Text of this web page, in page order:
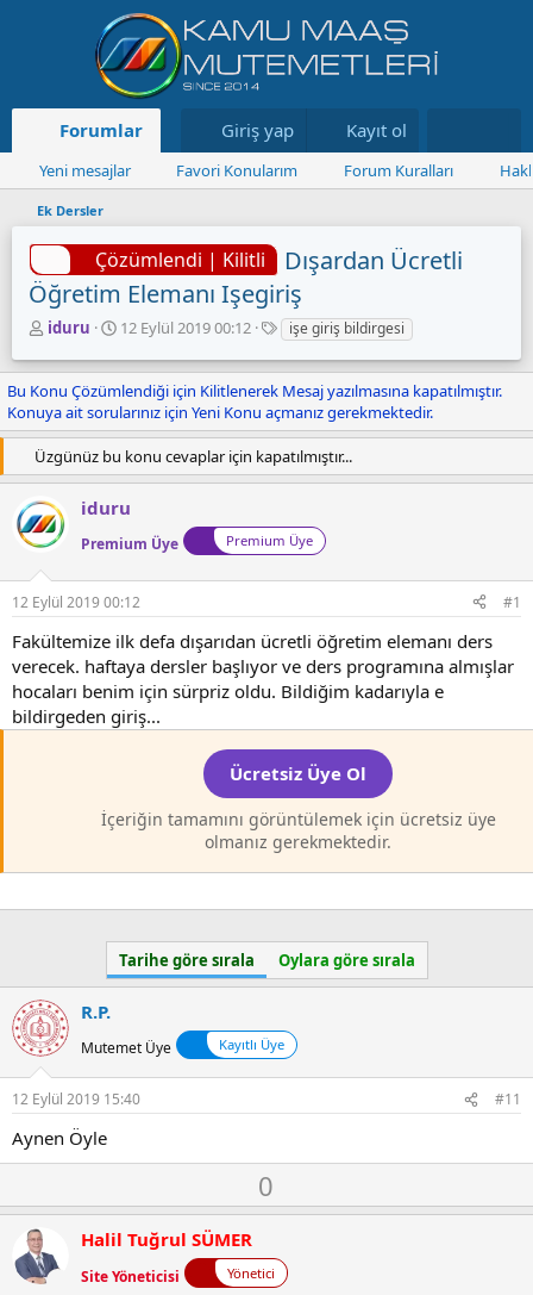
Forumlar Neler yeni Kaynaklar
Giriş yap Kayıt ol
Yeni mesajlar Favori Konularım Forum Kuralları
Ek Dersler
Çözümlendi | Kilitli
Dışardan Ücretli
Öğretim Elemanı Işegiriş
K
n
u
y
u
B
a
ş
l
a
a
n
iduru
B
ş
l
a
n
g
ı
t
a
i
h
12 Eylül 2019 00:12
E
t
i
k
e
t
l
e
işe giriş bildirgesi
Bu Konu Çözümlendiği için Kilitlenerek Mesaj yazılmasına kapatılmıştır.
Konuya ait sorularınız için Yeni Konu açmanız gerekmektedir.
Üzgünüz bu konu cevaplar için kapatılmıştır...
iduru
Premium Üye Premium Üye
12 Eylül 2019 00:12 #1
Fakültemize ilk defa dışarıdan ücretli öğretim elemanı ders
verecek. haftaya dersler başlıyor ve ders programına almışlar
hocaları benim için sürpriz oldu. Bildiğim kadarıyla e
bildirgeden giriş...
Ücretsiz Üye Ol
İçeriğin tamamını görüntülemek için ücretsiz üye
olmanız gerekmektedir.
Tarihe göre sırala Oylara göre sırala
R.P.
Mutemet Üye Kayıtlı Üye
12 Eylül 2019 15:40 #11
Aynen Öyle
O
y
l
a
0
o
Halil Tuğrul SÜMER
Site Yöneticisi Yönetici